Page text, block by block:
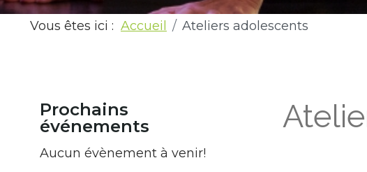
Vous êtes ici : Accueil Ateliers adolescents
Prochains
événements
Aucun évènement à venir!